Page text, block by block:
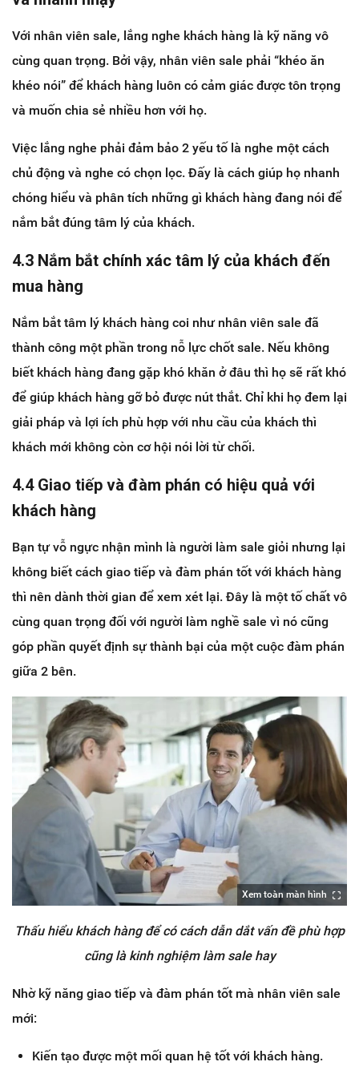
Với nhân viên sale, lắng nghe khách hàng là kỹ năng vô
cùng quan trọng. Bởi vậy, nhân viên sale phải “khéo ăn
khéo nói” để khách hàng luôn có cảm giác được tôn trọng
và muốn chia sẻ nhiều hơn với họ.
Việc lắng nghe phải đảm bảo 2 yếu tố là nghe một cách
chủ động và nghe có chọn lọc. Đấy là cách giúp họ nhanh
chóng hiểu và phân tích những gì khách hàng đang nói để
nắm bắt đúng tâm lý của khách.
4.3 Nắm bắt chính xác tâm lý của khách đến
mua hàng
Nắm bắt tâm lý khách hàng coi như nhân viên sale đã
thành công một phần trong nỗ lực chốt sale. Nếu không
biết khách hàng đang gặp khó khăn ở đâu thì họ sẽ rất khó
để giúp khách hàng gỡ bỏ được nút thắt. Chỉ khi họ đem lại
giải pháp và lợi ích phù hợp với nhu cầu của khách thì
khách mới không còn cơ hội nói lời từ chối.
4.4 Giao tiếp và đàm phán có hiệu quả với
khách hàng
Bạn tự vỗ ngực nhận mình là người làm sale giỏi nhưng lại
không biết cách giao tiếp và đàm phán tốt với khách hàng
thì nên dành thời gian để xem xét lại. Đây là một tố chất vô
cùng quan trọng đối với người làm nghề sale vì nó cũng
góp phần quyết định sự thành bại của một cuộc đàm phán
giữa 2 bên.
Xem toàn màn hình
Thấu hiểu khách hàng để có cách dẫn dắt vấn đề phù hợp
cũng là kinh nghiệm làm sale hay
Nhờ kỹ năng giao tiếp và đàm phán tốt mà nhân viên sale
mới:
Kiến tạo được một mối quan hệ tốt với khách hàng.